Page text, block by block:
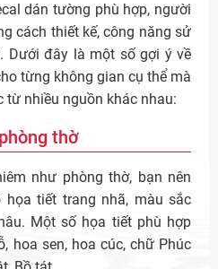
dán tường phù hợp, người
cách thiết kế, công năng sử
Dưới đây là một số gợi ý về
từng không gian cụ thể mà
nhiều nguồn khác nhau:
thờ
như phòng thờ, bạn nên
tiết trang nhã, màu sắc
Một số họa tiết phù hợp
hoa sen, hoa cúc, chữ Phúc